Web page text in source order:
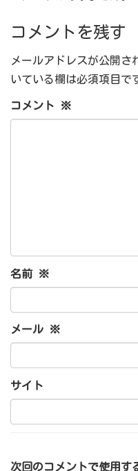
コメントを残す
メールアドレスが公開さ
いている欄は必須項目で
コメント ※
名前 ※
メール ※
サイト
次回のコメントで使用す